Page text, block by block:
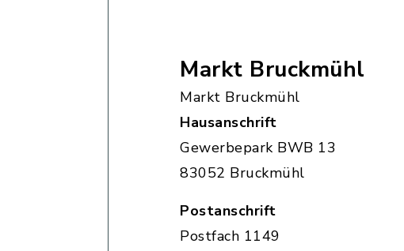
Markt Bruckmühl
Markt Bruckmühl
Hausanschrift
Gewerbepark BWB 13
83052 Bruckmühl
Postanschrift
Postfach 1149